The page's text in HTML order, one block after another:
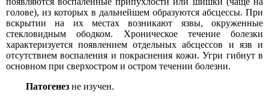
голове), из которых в дальнейшем образуются абсцессы. При
вскрытии на их местах возникают язвы, окруженные
стекловидным ободком. Хроническое течение болезки
характеризуется появлением отдельных абсцессов и язв и
отсутствием воспаления и покраснения кожи. Угри гибнут в
основном при сверхостром и остром течении болезни.
Патогенез не изучен.